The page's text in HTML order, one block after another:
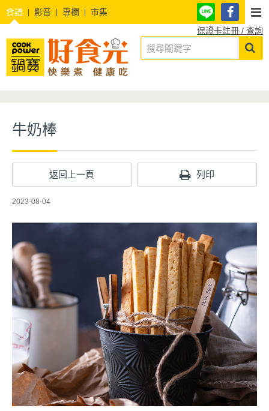
食譜 影音 專欄
市集
保證卡註冊 / 查詢
牛奶棒
返回上一頁 列印
2023-08-04